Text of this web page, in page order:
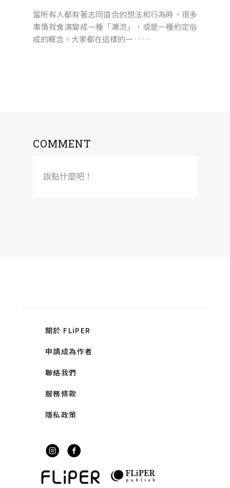
當所有人都有著志同道合的想法和行為時，很多
事情就會演變成一種「潮流」，或是一種約定俗
成的概念。大家都在這樣的一 ……
COMMENT
說點什麼吧！
關於 FLiPER
申請成為作者
聯絡我們
服務條款
隱私政策